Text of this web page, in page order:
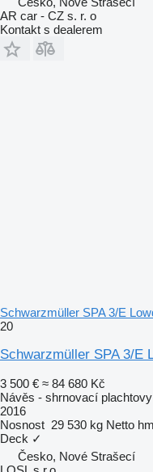
AR car - CZ s. r. o
Kontakt s dealerem
Schwarzmüller SPA 3/E
20
Schwarzmüller SPA 3/E
3 500 € ≈ 84 680 Kč
Návěs - shrnovací
2016
Nosnost 29 530 kg Netto
Deck ✓
Česko, Nové Strašecí